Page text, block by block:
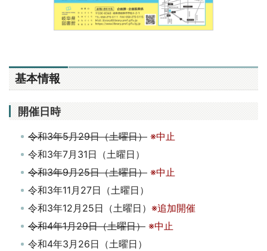
基本情報
開催日時
令和3年5月29日（土曜日） ※中止
令和3年7月31日（土曜日）
令和3年9月25日（土曜日） ※中止
令和3年11月27日（土曜日）
令和3年12月25日（土曜日） ※追加開催
令和4年1月29日（土曜日） ※中止
令和4年3月26日（土曜日）